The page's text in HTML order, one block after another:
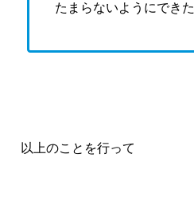
たまらないようにできた
以上のことを行って